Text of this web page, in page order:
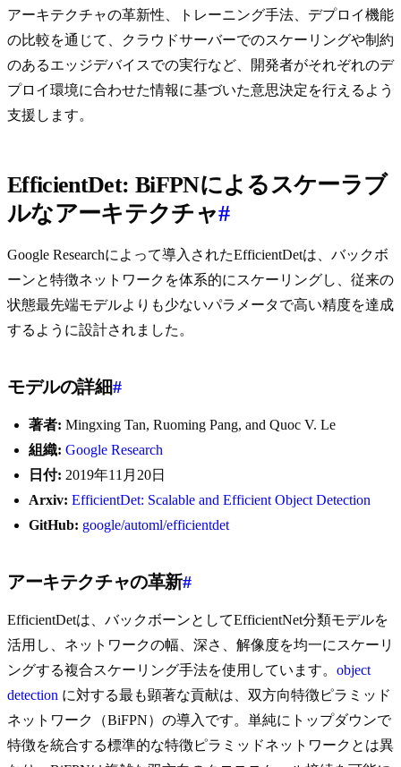
アーキテクチャの革新性、トレーニング手法、デプロイ機能
の比較を通じて、クラウドサーバーでのスケーリングや制約
のあるエッジデバイスでの実行など、開発者がそれぞれのデ
プロイ環境に合わせた情報に基づいた意思決定を行えるよう
支援します。
EfficientDet: BiFPNによるスケーラブ
ルなアーキテクチャ#
Google Researchによって導入されたEfficientDetは、バックボ
ーンと特徴ネットワークを体系的にスケーリングし、従来の
状態最先端モデルよりも少ないパラメータで高い精度を達成
するように設計されました。
モデルの詳細#
著者: Mingxing Tan, Ruoming Pang, and Quoc V. Le
組織: Google Research
日付: 2019年11月20日
Arxiv: EfficientDet: Scalable and Efficient Object Detection
GitHub: google/automl/efficientdet
アーキテクチャの革新#
EfficientDetは、バックボーンとしてEfficientNet分類モデルを
活用し、ネットワークの幅、深さ、解像度を均一にスケーリ
ングする複合スケーリング手法を使用しています。 object
detection に対する最も顕著な貢献は、双方向特徴ピラミッド
ネットワーク（BiFPN）の導入です。単純にトップダウンで
特徴を統合する標準的な特徴ピラミッドネットワークとは異